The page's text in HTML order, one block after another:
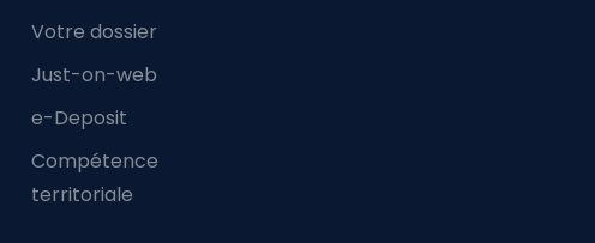
Votre dossier
Just-on-web
e-Deposit
Compétence
territoriale